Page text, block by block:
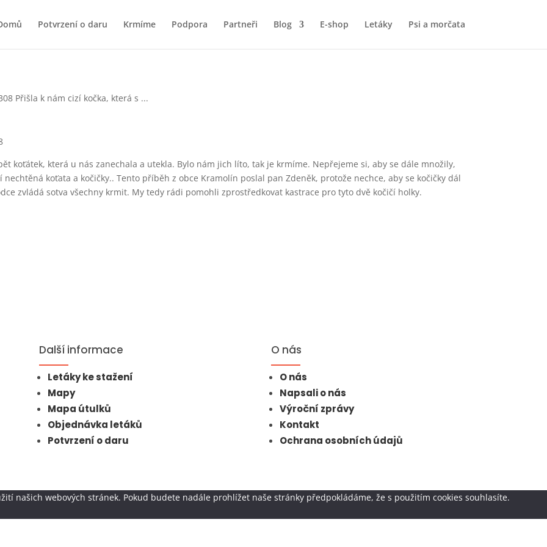
Potvrzení o daru Krmíme Podpora Partneři Blog E-shop Letáky Psi a morčata
koťátek, která u nás zanechala a utekla. Bylo nám jich líto, tak je krmíme. Nepřejeme si, aby se dále množily,
koťata a kočičky.. Tento příběh z obce Kramolín poslal pan Zdeněk, protože nechce, aby se kočičky dál
zvládá sotva všechny krmit. My tedy rádi pomohli zprostředkovat kastrace pro tyto dvě kočičí holky.
Další informace
Letáky ke stažení
Mapy
Mapa útulků
Objednávka letáků
Potvrzení o daru
O nás
O nás
Napsali o nás
Výroční zprávy
Kontakt
Ochrana osobních údajů
našich webových stránek. Pokud budete nadále prohlížet naše stránky předpokládáme, že s použitím cookies souhlasíte.